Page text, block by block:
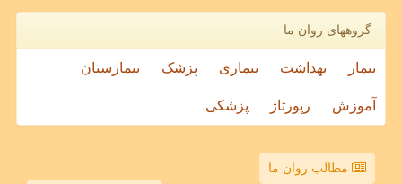
گروههای روان ما
بیمار بهداشت بیماری پزشک بیمارستان
آموزش رپورتاژ پزشکی
مطالب روان ما